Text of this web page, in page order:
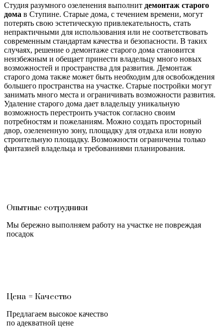
Студия разумного озеленения выполнит демонтаж старого
дома в Ступине. Старые дома, с течением времени, могут
потерять свою эстетическую привлекательность, стать
непрактичными для использования или не соответствовать
современным стандартам качества и безопасности. В таких
случаях, решение о демонтаже старого дома становится
неизбежным и обещает принести владельцу много новых
возможностей и пространства для развития. Демонтаж
старого дома также может быть необходим для освобождения
большего пространства на участке. Старые постройки могут
занимать много места и ограничивать возможности развития.
Удаление старого дома дает владельцу уникальную
возможность перестроить участок согласно своим
потребностям и пожеланиям. Можно создать просторный
двор, озелененную зону, площадку для отдыха или новую
строительную площадку. Возможности ограничены только
фантазией владельца и требованиями планирования.
Опытные сотрудники
Мы бережно выполняем работу на участке не повреждая
посадок
Цена = Качество
Предлагаем высокое качество
по адекватной цене